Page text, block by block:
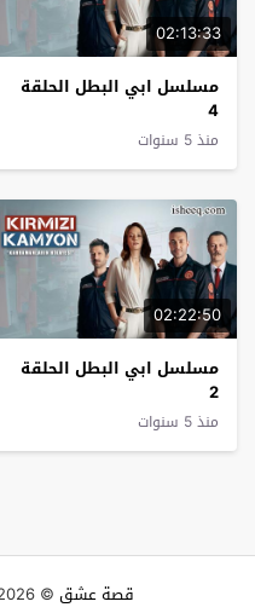
02:13:33
مسلسل ابي البطل الحلقة
4
منذ 5 سنوات
02:22:50
مسلسل ابي البطل الحلقة
2
منذ 5 سنوات
قصة عشق © 2026 جميع الحقوق محفوظة.